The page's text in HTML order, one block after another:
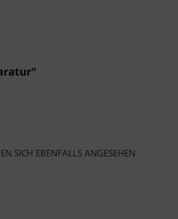
SICH EBENFALLS ANGESEHEN